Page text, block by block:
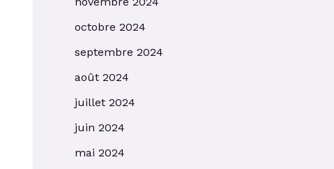
octobre 2024
septembre 2024
août 2024
juillet 2024
juin 2024
mai 2024